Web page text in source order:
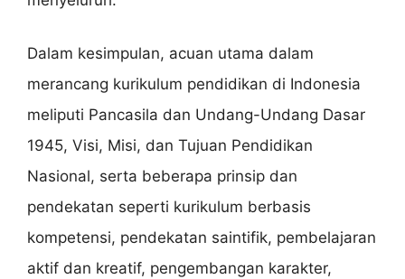
Dalam kesimpulan, acuan utama dalam
merancang kurikulum pendidikan di Indonesia
meliputi Pancasila dan Undang-Undang Dasar
1945, Visi, Misi, dan Tujuan Pendidikan
Nasional, serta beberapa prinsip dan
pendekatan seperti kurikulum berbasis
kompetensi, pendekatan saintifik, pembelajaran
aktif dan kreatif, pengembangan karakter,